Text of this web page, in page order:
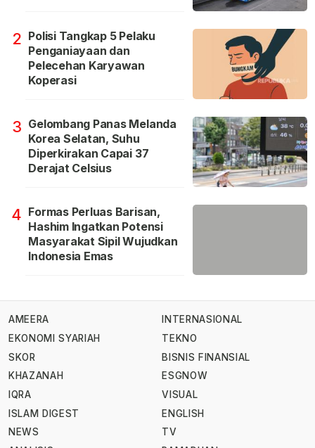
2 Polisi Tangkap 5 Pelaku
Penganiayaan dan
Pelecehan Karyawan
Koperasi
3 Gelombang Panas Melanda
Korea Selatan, Suhu
Diperkirakan Capai 37
Derajat Celsius
4 Formas Perluas Barisan,
Hashim Ingatkan Potensi
Masyarakat Sipil Wujudkan
Indonesia Emas
AMEERA
EKONOMI SYARIAH
SKOR
KHAZANAH
IQRA
ISLAM DIGEST
NEWS
INTERNASIONAL
TEKNO
BISNIS FINANSIAL
ESGNOW
VISUAL
ENGLISH
TV